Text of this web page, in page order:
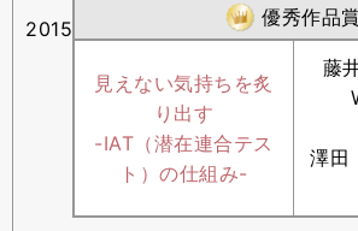
2015 優秀作品賞
見えない気持ちを炙
り出す
-IAT（潜在連合テス
ト）の仕組み-
藤
澤田